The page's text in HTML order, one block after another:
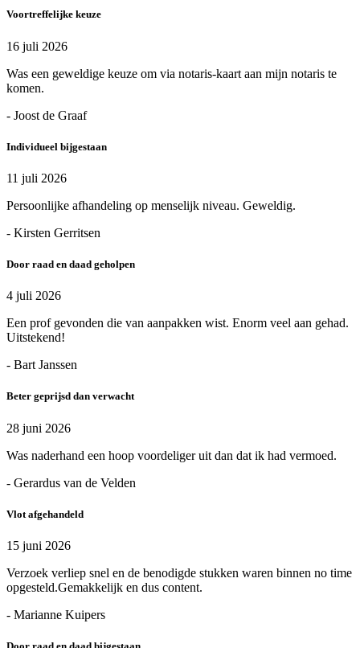
Voortreffelijke keuze
16 juli 2026
Was een geweldige keuze om via notaris-kaart aan mijn notaris te
komen.
- Joost de Graaf
Individueel bijgestaan
11 juli 2026
Persoonlijke afhandeling op menselijk niveau. Geweldig.
- Kirsten Gerritsen
Door raad en daad geholpen
4 juli 2026
Een prof gevonden die van aanpakken wist. Enorm veel aan gehad.
Uitstekend!
- Bart Janssen
Beter geprijsd dan verwacht
28 juni 2026
Was naderhand een hoop voordeliger uit dan dat ik had vermoed.
- Gerardus van de Velden
Vlot afgehandeld
15 juni 2026
Verzoek verliep snel en de benodigde stukken waren binnen no time
opgesteld.Gemakkelijk en dus content.
- Marianne Kuipers